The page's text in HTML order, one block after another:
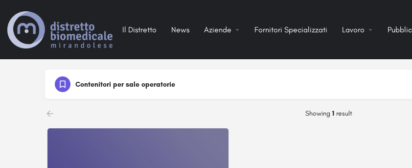
Il Distretto News Aziende Fornitori Specializzati Lavoro
Contenitori per sale operatorie
Showing 1 result